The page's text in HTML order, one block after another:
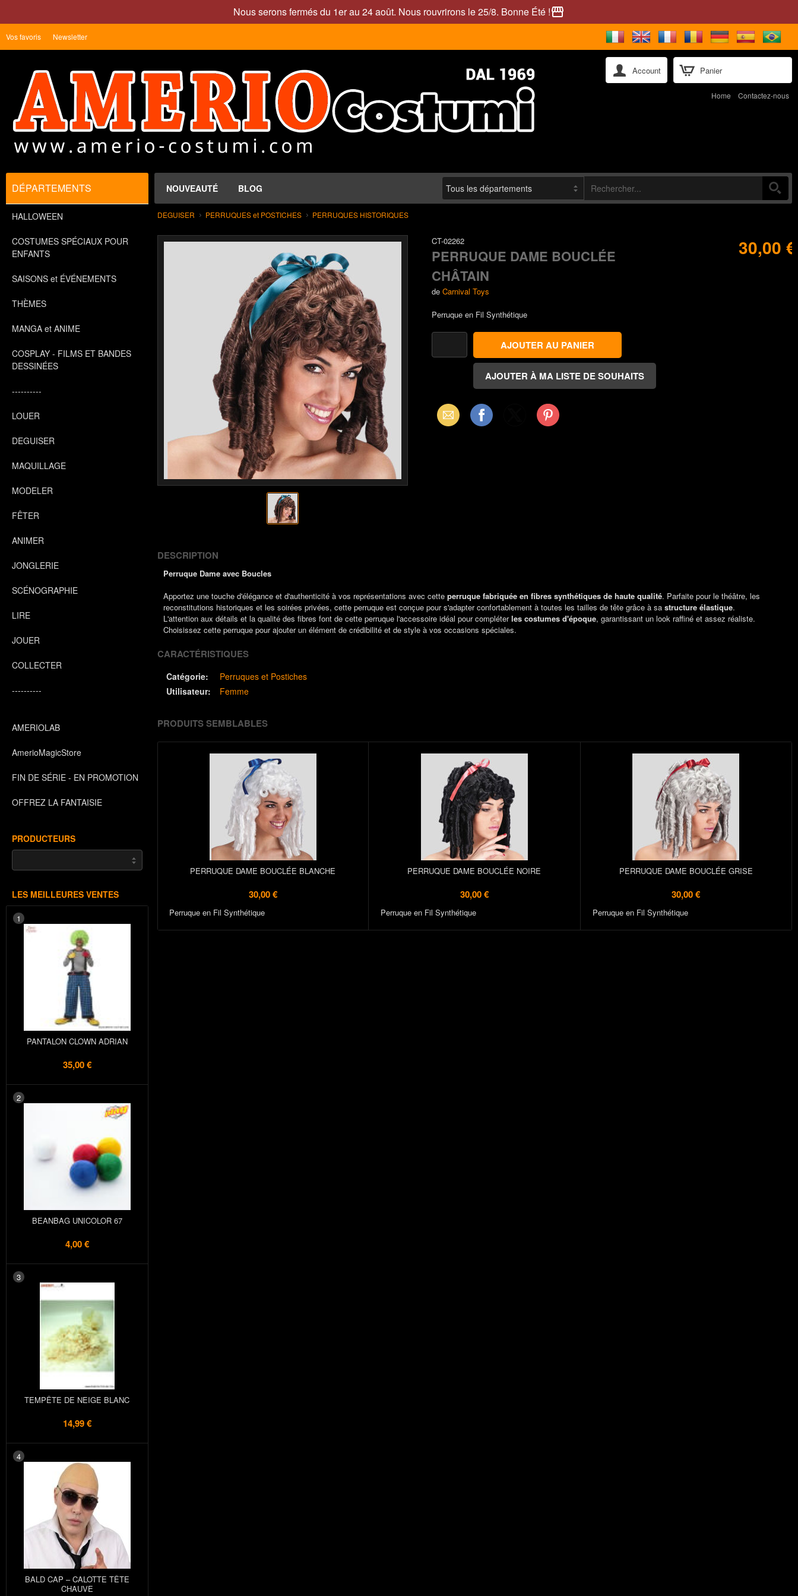
Nous serons fermés du 1er au 24 août. Nous rouvrirons le 25/8. Bonne Été !storefront
Panier
Vos favoris Newsletter
Account
Home Contactez-nous
NOUVEAUTÉ BLOG
DÉPARTEMENTS
HALLOWEEN
COSTUMES SPÉCIAUX POUR
ENFANTS
SAISONS et ÉVÉNEMENTS
THÈMES
MANGA et ANIME
COSPLAY - FILMS ET BANDES
DESSINÉES
----------
LOUER
DEGUISER
MAQUILLAGE
MODELER
FÊTER
ANIMER
JONGLERIE
SCÉNOGRAPHIE
LIRE
JOUER
COLLECTER
----------
AMERIOLAB
AmerioMagicStore
FIN DE SÉRIE - EN PROMOTION
OFFREZ LA FANTAISIE
PRODUCTEURS
LES MEILLEURES VENTES
1
PANTALON CLOWN ADRIAN
35,00 €
2
BEANBAG UNICOLOR 67
4,00 €
3
TEMPÊTE DE NEIGE BLANC
14,99 €
4
BALD CAP – CALOTTE TÊTE
CHAUVE
DEGUISER PERRUQUES et POSTICHES PERRUQUES HISTORIQUES
CT-02262
PERRUQUE DAME BOUCLÉE
CHÂTAIN
de Carnival Toys
Perruque en Fil Synthétique
30,00 €
Email Facebook Pinterest
DESCRIPTION
Perruque Dame avec Boucles
Apportez une touche d'élégance et d'authenticité à vos représentations avec cette perruque fabriquée en fibres synthétiques de haute qualité. Parfaite pour le théâtre, les
reconstitutions historiques et les soirées privées, cette perruque est conçue pour s'adapter confortablement à toutes les tailles de tête grâce à sa structure élastique.
L'attention aux détails et la qualité des fibres font de cette perruque l'accessoire idéal pour compléterles costumes d'époque, garantissant un look raffiné et assez réaliste.
Choisissez cette perruque pour ajouter un élément de crédibilité et de style à vos occasions spéciales.
CARACTÉRISTIQUES
Catégorie:
Perruques et Postiches
Utilisateur:
Femme
PRODUITS SEMBLABLES
PERRUQUE DAME BOUCLÉE BLANCHE
30,00 €
Perruque en Fil Synthétique
PERRUQUE DAME BOUCLÉE NOIRE
30,00 €
Perruque en Fil Synthétique
PERRUQUE DAME BOUCLÉE GRISE
30,00 €
Perruque en Fil Synthétique